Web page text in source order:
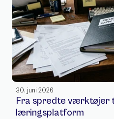
30. juni 2026
Fra spredte værktøjer
læringsplatform